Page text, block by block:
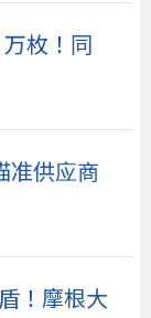
万枚！同
准供应商
！摩根大